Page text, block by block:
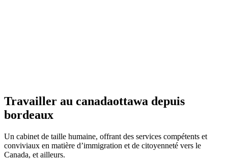
Travailler au canadaottawa depuis
bordeaux
Un cabinet de taille humaine, offrant des services compétents et
conviviaux en matière d’immigration et de citoyenneté vers le
Canada, et ailleurs.